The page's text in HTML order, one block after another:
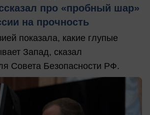
про «пробный шар»
на прочность
показала, какие глупые
Запад, сказал
Совета Безопасности РФ.